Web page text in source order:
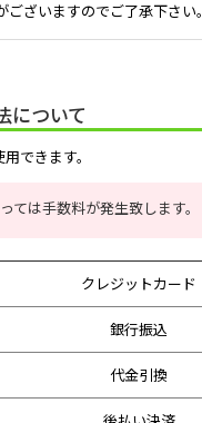
ざいますのでご了承下さい。
ついて
できます。
ては手数料が発生致します。
クレジットカード
銀行振込
代金引換